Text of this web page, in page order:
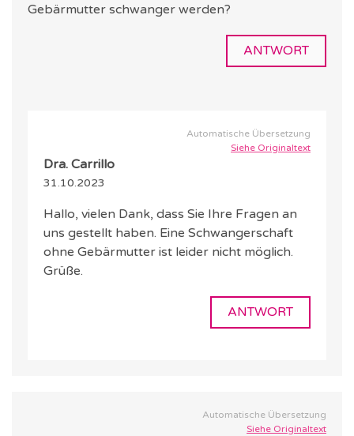
Gebärmutter schwanger werden?
ANTWORT
Automatische Übersetzung
Siehe Originaltext
Dra. Carrillo
31.10.2023
Hallo, vielen Dank, dass Sie Ihre Fragen an
uns gestellt haben. Eine Schwangerschaft
ohne Gebärmutter ist leider nicht möglich.
Grüße.
ANTWORT
Automatische Übersetzung
Siehe Originaltext